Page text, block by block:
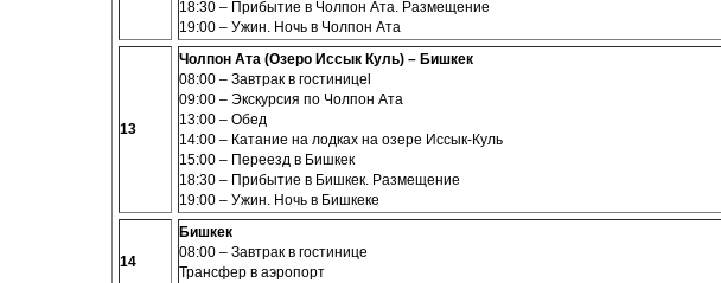
18:30 – Прибытие в Чолпон Ата. Размещение
19:00 – Ужин. Ночь в Чолпон Ата
13
Чолпон Ата (Озеро Иссык Куль) – Бишкек
08:00 – Завтрак в гостинице
09:00 – Экскурсия по Чолпон Ата
13:00 – Обед
14:00 – Катание на лодках на озере Иссык-Куль
15:00 – Переезд в Бишкек
18:30 – Прибытие в Бишкек. Размещение
19:00 – Ужин. Ночь в Бишкеке
14
Бишкек
08:00 – Завтрак в гостинице
Трансфер в аэропорт